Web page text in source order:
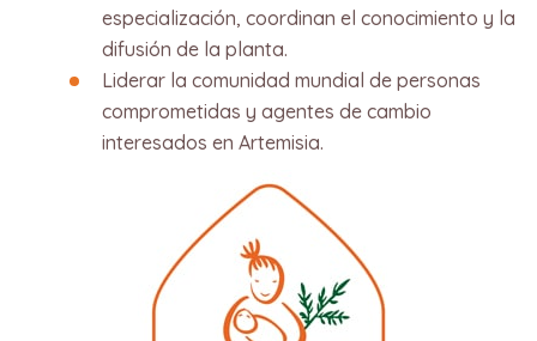
especialización, coordinan el conocimiento y la
difusión de la planta.​
Liderar la comunidad mundial de personas
comprometidas y agentes de cambio
interesados en Artemisia.